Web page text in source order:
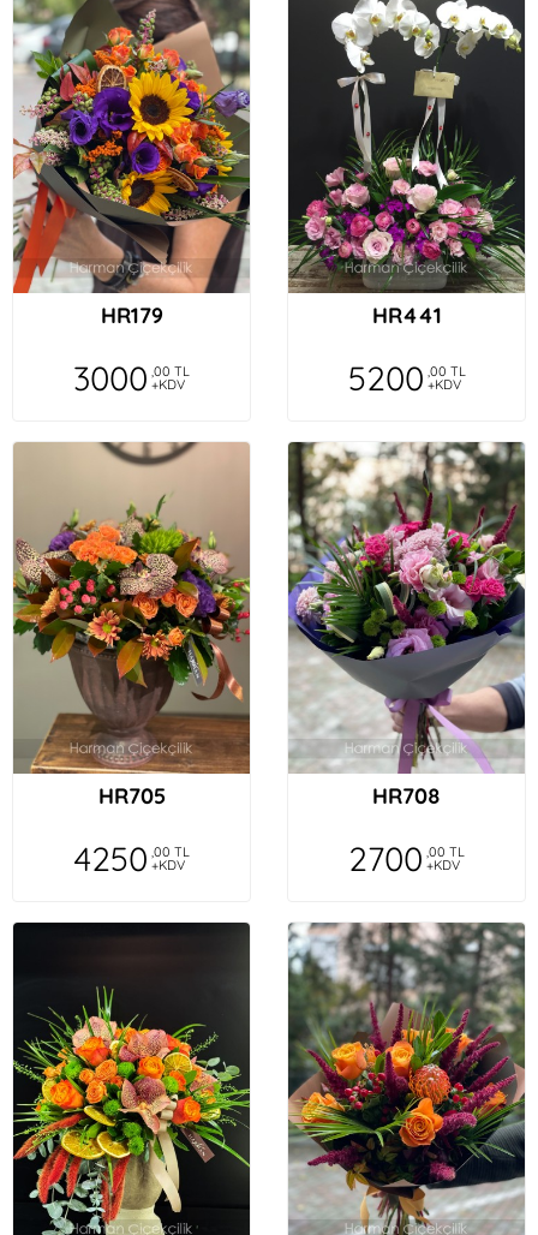
HR179
3000 ,00 TL
+KDV
HR441
5200 ,00 TL
+KDV
HR705
4250 ,00 TL
+KDV
HR708
2700 ,00 TL
+KDV